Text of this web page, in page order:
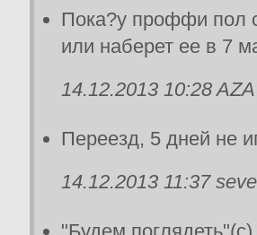
Пока?у проффи пол
или наберет ее в 7
14.12.2013 10:28 AZA
Переезд, 5 дней не
14.12.2013 11:37